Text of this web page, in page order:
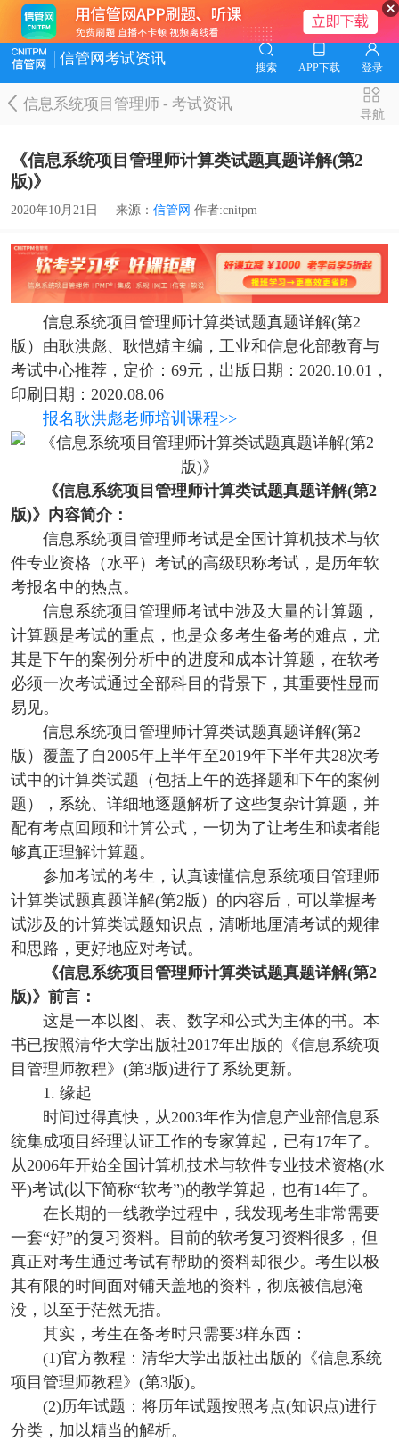
信管网考试资讯
搜索 APP下载 登录
信息系统项目管理师-考试资讯
导航
《信息系统项目管理师计算类试题真题详解(第2
版)》
2020年10月21日 来源： 信管网 作者:cnitpm
信息系统项目管理师计算类试题真题详解(第2
版）由耿洪彪、耿恺婧主编， 工业和信息化部教育与
考试中心推荐， 定价：69元，出版日期：2020.10.01，
印刷日期：2020.08.06
报名耿洪彪老师培训课程>>
《信息系统项目管理师计算类试题真题详解(第2
版)》 内容简介：
信息系统项目管理师考试是全国计算机技术与软
件专业资格（水平）考试的高级职称考试，是历年软
考报名中的热点。
信息系统项目管理师考试中涉及大量的计算题，
计算题是考试的重点，也是众多考生备考的难点，尤
其是下午的案例分析中的进度和成本计算题，在软考
必须一次考试通过全部科目的背景下，其重要性显而
易见。
信息系统项目管理师计算类试题真题详解(第2
版）覆盖了自2005年上半年至2019年下半年共28次考
试中的计算类试题（包括上午的选择题和下午的案例
题），系统、详细地逐题解析了这些复杂计算题，并
配有考点回顾和计算公式，一切为了让考生和读者能
够真正理解计算题。
参加考试的考生，认真读懂信息系统项目管理师
计算类试题真题详解(第2版）的内容后，可以掌握考
试涉及的计算类试题知识点，清晰地厘清考试的规律
和思路，更好地应对考试。
《信息系统项目管理师计算类试题真题详解(第2
版)》 前言：
这是一本以图、表、数字和公式为主体的书。本
书已按照清华大学出版社2017年出版的《信息系统项
目管理师教程》(第3版)进行了系统更新。
1. 缘起
时间过得真快，从2003年作为信息产业部信息系
统集成项目经理认证工作的专家算起，已有17年了。
从2006年开始全国计算机技术与软件专业技术资格(水
平)考试(以下简称“软考”)的教学算起，也有14年了。
在长期的一线教学过程中，我发现考生非常需要
一套“好”的复习资料。目前的软考复习资料很多，但
真正对考生通过考试有帮助的资料却很少。考生以极
其有限的时间面对铺天盖地的资料，彻底被信息淹
没，以至于茫然无措。
其实，考生在备考时只需要3样东西：
(1)官方教程：清华大学出版社出版的《信息系统
项目管理师教程》(第3版)。
(2)历年试题：将历年试题按照考点(知识点)进行
分类，加以精当的解析。